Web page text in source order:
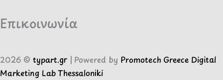
Επικοινωνία
2026 © typart.gr | Powered by Promotech Greece Digital
Marketing Lab Thessaloniki